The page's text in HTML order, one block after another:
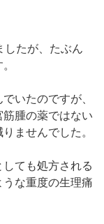
したが、たぶん
いたのですが、
腫の薬ではない
ませんでした。
ても処方される
な重度の生理痛